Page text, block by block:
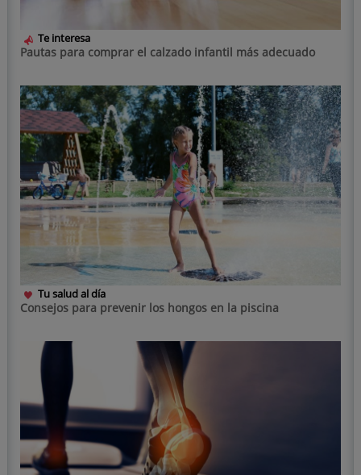
Te interesa
Pautas para comprar el calzado infantil más adecuado
Tu salud al día
Consejos para prevenir los hongos en la piscina